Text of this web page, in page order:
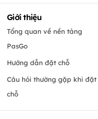
Giới thiệu
Tổng quan về nền tảng
PasGo
Hướng dẫn đặt chỗ
Câu hỏi thường gặp khi đặt
chỗ